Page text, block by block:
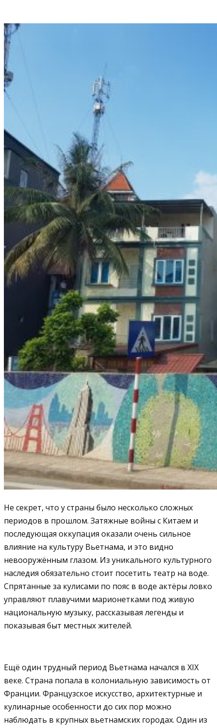
Не секрет, что у страны было несколько сложных
периодов в прошлом. Затяжные войны с Китаем и
последующая оккупация оказали очень сильное
влияние на культуру Вьетнама, и это видно
невооружённым глазом. Из уникального культурного
наследия обязательно стоит посетить театр на воде.
Спрятанные за кулисами по пояс в воде актёры ловко
управляют плавучими марионетками под живую
национальную музыку, рассказывая легенды и
показывая быт местных жителей.
Ещё один трудный период Вьетнама начался в XIX
веке. Страна попала в колониальную зависимость от
Франции. Французское искусство, архитектурные и
кулинарные особенности до сих пор можно
наблюдать в крупных вьетнамских городах. Один из